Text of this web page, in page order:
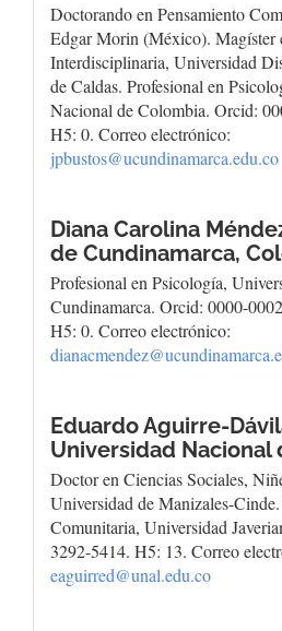
Doctorando en Pensamiento
Edgar Morin (México). Magíster
Interdisciplinaria, Universidad
de Caldas. Profesional en
Nacional de Colombia. Orcid:
H5: 0. Correo electrónico:
jpbustos@ucundinamarca.edu.co
Diana Carolina
de Cundinamarca,
Profesional en Psicología,
Cundinamarca. Orcid: 0000-
H5: 0. Correo electrónico:
Eduardo Aguirre-
Universidad Nacional
Doctor en Ciencias Sociales,
Universidad de Manizales-
Comunitaria, Universidad
3292-5414. H5: 13. Correo
eaguirred@unal.edu.co